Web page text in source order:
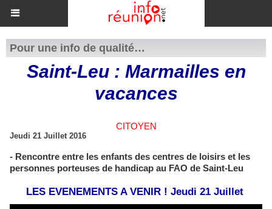
Pour une info de qualité…
Saint-Leu : Marmailles en
vacances
CITOYEN
Jeudi 21 Juillet 2016
- Rencontre entre les enfants des centres de loisirs et les
personnes porteuses de handicap au FAO de Saint-Leu
LES EVENEMENTS A VENIR ! Jeudi 21 Juillet ​